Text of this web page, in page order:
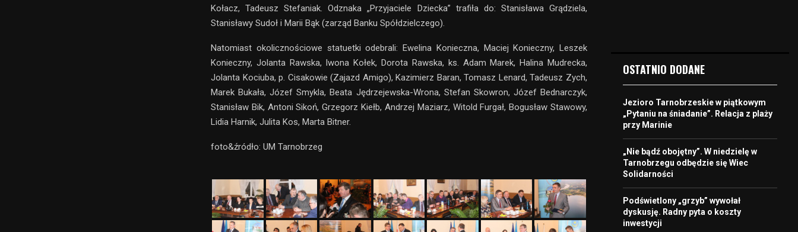
Kołacz, Tadeusz Stefaniak. Odznaka „Przyjaciele Dziecka” trafiła do: Stanisława Grądziela,
Stanisławy Sudoł i Marii Bąk (zarząd Banku Spółdzielczego).
Natomiast okolicznościowe statuetki odebrali: Ewelina Konieczna, Maciej Konieczny, Leszek
Konieczny, Jolanta Rawska, Iwona Kołek, Dorota Rawska, ks. Adam Marek, Halina Mudrecka,
Jolanta Kociuba, p. Cisakowie (Zajazd Amigo), Kazimierz Baran, Tomasz Lenard, Tadeusz Zych,
Marek Bukała, Józef Smykla, Beata Jędrzejewska-Wrona, Stefan Skowron, Józef Bednarczyk,
Stanisław Bik, Antoni Sikoń, Grzegorz Kiełb, Andrzej Maziarz, Witold Furgał, Bogusław Stawowy,
Lidia Harnik, Julita Kos, Marta Bitner.
foto&źródło: UM Tarnobrzeg
OSTATNIO DODANE
Jezioro Tarnobrzeskie w piątkowym
„Pytaniu na śniadanie”. Relacja z plaży
przy Marinie
„Nie bądź obojętny”. W niedzielę w
Tarnobrzegu odbędzie się Wiec
Solidarności
Podświetlony „grzyb” wywołał
dyskusję. Radny pyta o koszty
inwestycji